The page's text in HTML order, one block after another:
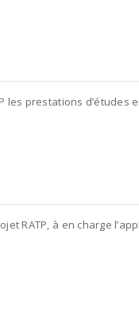
les prestations
RATP, à en charge